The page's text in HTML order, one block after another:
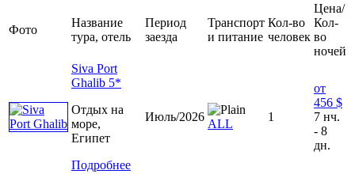
Фото
Название
тура, отель
Период
заезда
Транспорт
и питание
Кол-во
человек
Цена/
Кол-
во
ночей
Siva Port
Ghalib 5*
Отдых на
море,
Египет
Подробнее
Июль/2026
ALL
1
от
456 $
7 нч.
- 8
дн.